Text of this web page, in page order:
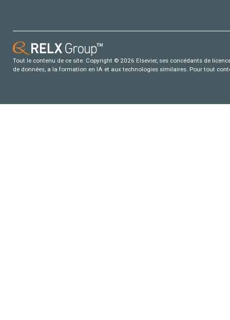
Tout le contenu de ce site: Copyright © 2026 Elsevier, ses concédants de
de données, a la formation en IA et aux technologies similaires. Pour tout